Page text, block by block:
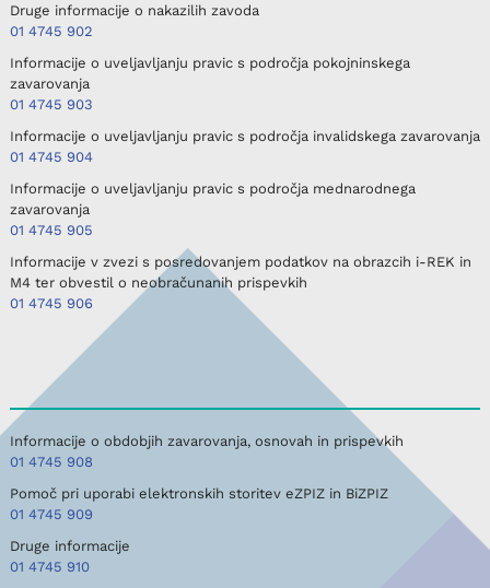
Druge informacije o nakazilih zavoda
01 4745 902
Informacije o uveljavljanju pravic s področja pokojninskega
zavarovanja
01 4745 903
Informacije o uveljavljanju pravic s področja invalidskega zavarovanja
01 4745 904
Informacije o uveljavljanju pravic s področja mednarodnega
zavarovanja
01 4745 905
Informacije v zvezi s posredovanjem podatkov na obrazcih i-REK in
M4 ter obvestil o neobračunanih prispevkih
01 4745 906
Informacije o obdobjih zavarovanja, osnovah in prispevkih
01 4745 908
Pomoč pri uporabi elektronskih storitev eZPIZ in BiZPIZ
01 4745 909
Druge informacije
01 4745 910